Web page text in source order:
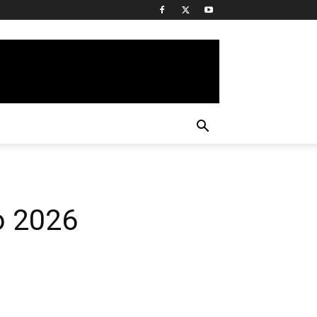
2026